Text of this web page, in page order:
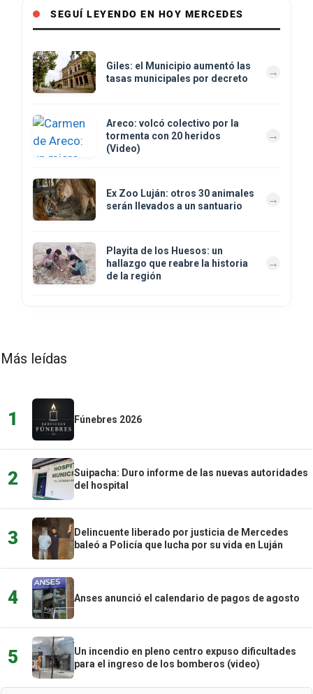
SEGUÍ LEYENDO EN HOY MERCEDES
Giles: el Municipio aumentó las
tasas municipales por decreto
Areco: volcó colectivo por la
tormenta con 20 heridos
(Video)
Ex Zoo Luján: otros 30 animales
serán llevados a un santuario
Playita de los Huesos: un
hallazgo que reabre la historia
de la región
Más leídas
1 Fúnebres 2026
2
Suipacha: Duro informe de las nuevas autoridades
del hospital
3
Delincuente liberado por justicia de Mercedes
baleó a Policía que lucha por su vida en Luján
4 Anses anunció el calendario de pagos de agosto
5
Un incendio en pleno centro expuso dificultades
para el ingreso de los bomberos (video)